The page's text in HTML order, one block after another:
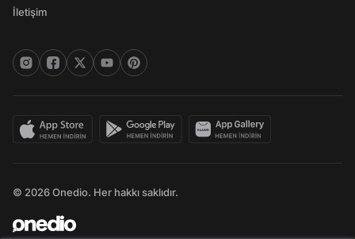
İletişim
© 2026 Onedio. Her hakkı saklıdır.